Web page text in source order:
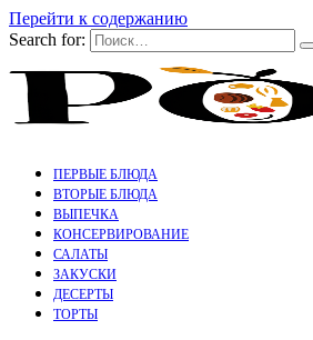
Перейти к содержанию
Search for:
ПЕРВЫЕ БЛЮДА
ВТОРЫЕ БЛЮДА
ВЫПЕЧКА
КОНСЕРВИРОВАНИЕ
САЛАТЫ
ЗАКУСКИ
ДЕСЕРТЫ
ТОРТЫ